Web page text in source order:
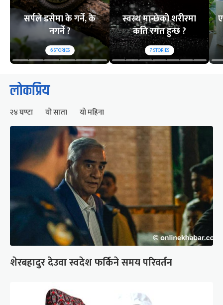
सर्पले डसेमा के गर्ने, के
नगर्ने ?
6STORIES
स्वस्थ मान्छेको शरीरमा
कति रगत हुन्छ ?
7STORIES
लोकप्रिय
२४ घण्टा यो साता यो महिना
शेरबहादुर देउवा स्वदेश फर्किने समय परिवर्तन